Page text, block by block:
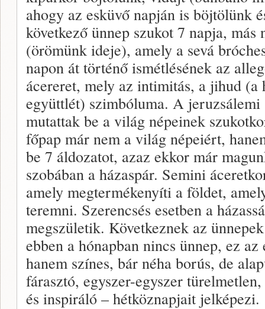
ahogy az esküvő napján is böjtölünk
következő ünnep szukot 7 napja, más
(örömünk ideje), amely a sevá
napon át történő ismétlésének az
ácereret, mely az intimitás, a jihud (a
együttlét) szimbóluma. A jeruzsálemi
mutattak be a világ népeinek
főpap már nem a világ népeiért,
be 7 áldozatot, azaz ekkor már
szobában a házaspár. Semini
amely megtermékenyíti a földet,
teremni. Szerencsés esetben a
megszületik. Következnek az
ebben a hónapban nincs ünnep, ez
hanem színes, bár néha borús, de
fárasztó, egyszer-egyszer
és inspiráló – hétköznapjait jelképezi.